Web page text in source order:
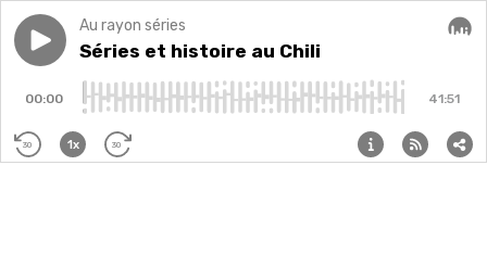
Play episodeSéries et histoire au Chili
Au rayon séries
Séries et histoire au Chili
00:00 41:51
30 1x 30